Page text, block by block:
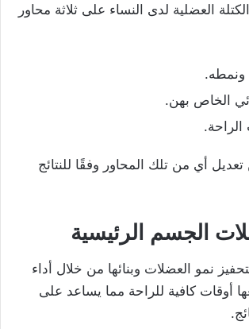
العضلية لدى النساء على ثلاثة محاور
ونمطه.
الخاص بهن.
الراحة.
أي من تلك المحاور وفقًا للنتائج
الجسم الرئيسية
نمو العضلات وبنائها من خلال أداء
أوقات كافية للراحة مما يساعد على